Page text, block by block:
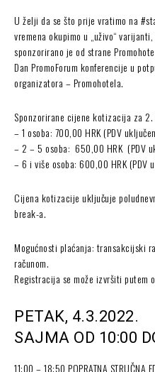
U želji da se što prije vratimo na
vremena okupimo u „uživo“
sponzorirano je od strane
Dan PromoForum konferencije u
organizatora – Promohotela.
Sponzorirane cijene kotizacija za 2.
– 1 osoba: 700,00 HRK (PDV
– 2 – 5 osoba: 650,00 HRK (PDV
– 6 i više osoba: 600,00 HRK (PDV
Cijena kotizacije uključuje
break-a.
Mogućnosti plaćanja: transakcijski
računom.
Registracija se može izvršiti putem
PETAK,
SAJMA OD 10:00
11:00 – 18:50 POPRATNA STRUČNA